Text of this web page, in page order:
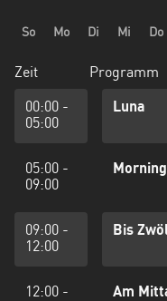
So Mo Di Mi Do
Zeit Programm
00:00 -
05:00
Luna
05:00 -
09:00
09:00 -
12:00
Bis
12:00 -
Am